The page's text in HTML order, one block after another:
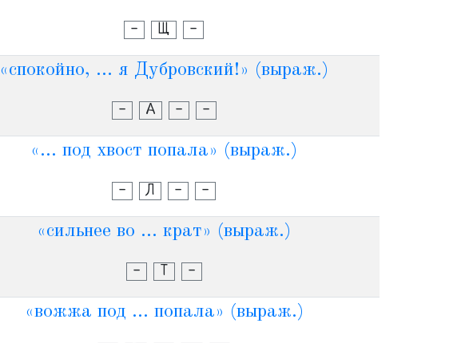
- Щ -
«спокойно, ... я Дубровский!» (выраж.)
- А - -
«... под хвост попала» (выраж.)
- Л - -
«сильнее во ... крат» (выраж.)
- Т -
«вожжа под ... попала» (выраж.)